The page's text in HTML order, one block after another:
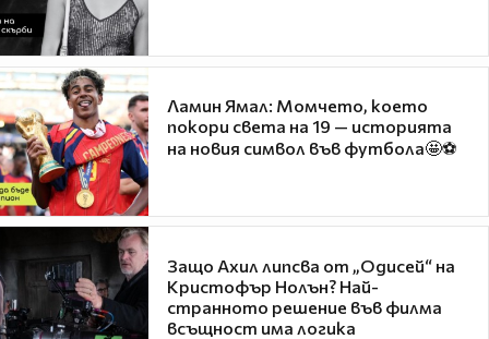
Ламин Ямал: Момчето, което
покори света на 19 — историята
на новия символ във футбола🤩⚽
Защо Ахил липсва от „Одисей“ на
Кристофър Нолън? Най-
странното решение във филма
всъщност има логика